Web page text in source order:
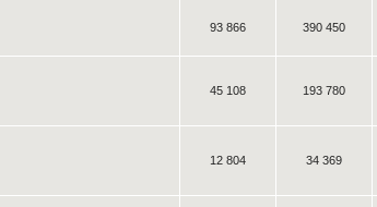
93 866 390 450
45 108 193 780
12 804 34 369